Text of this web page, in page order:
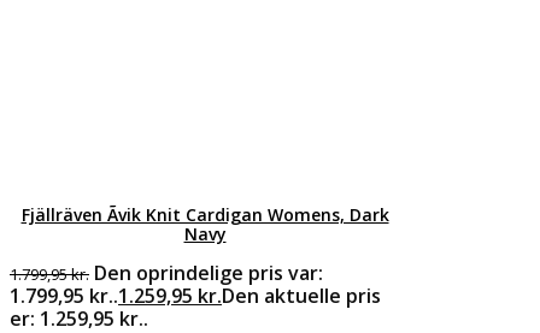
Fjällräven Ãvik Knit Cardigan Womens, Dark
Navy
1.799,95kr. Den oprindelige pris var:
1.799,95 kr..1.259,95 kr.Den aktuelle pris
er: 1.259,95 kr..